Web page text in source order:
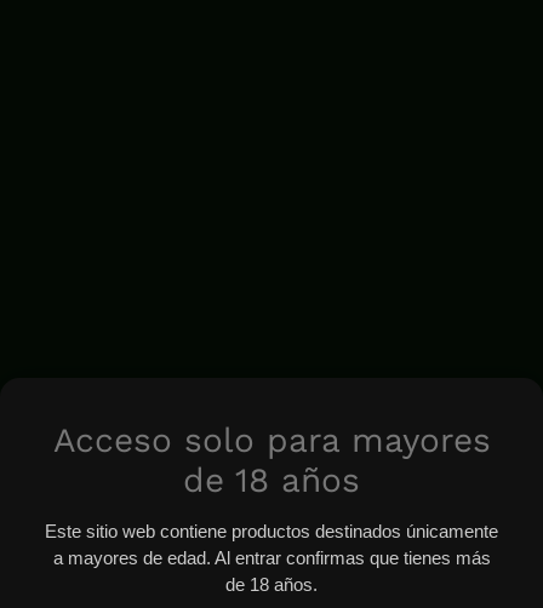
Acceso solo para mayores
de 18 años
Este sitio web contiene productos destinados únicamente
a mayores de edad. Al entrar confirmas que tienes más
de 18 años.